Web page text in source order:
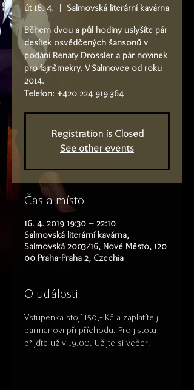
út 16. 4. Salmovská literární kavárna
Během dvou a půl hodiny uslyšíte pár
desítek osvědčených šansonů v
podání Renaty Drössler a pár novinek
pro fajnšmekry. V Salmovce od roku
2014.
Telefon: +420 224 919 364
Registration is Closed
See other events
Čas a místo
16. 4. 2019 19:30 – 22:10
Salmovská literární kavárna,
Salmovská 2003/16, Nové Město, 120
00 Praha-Praha 2, Czechia
O události
Vstupenka stojí 150,- Kč a zaplatíte ji
barmanovi při příchodu. Pro jistotu
přijďte už v 19.00. Užijte si večer!